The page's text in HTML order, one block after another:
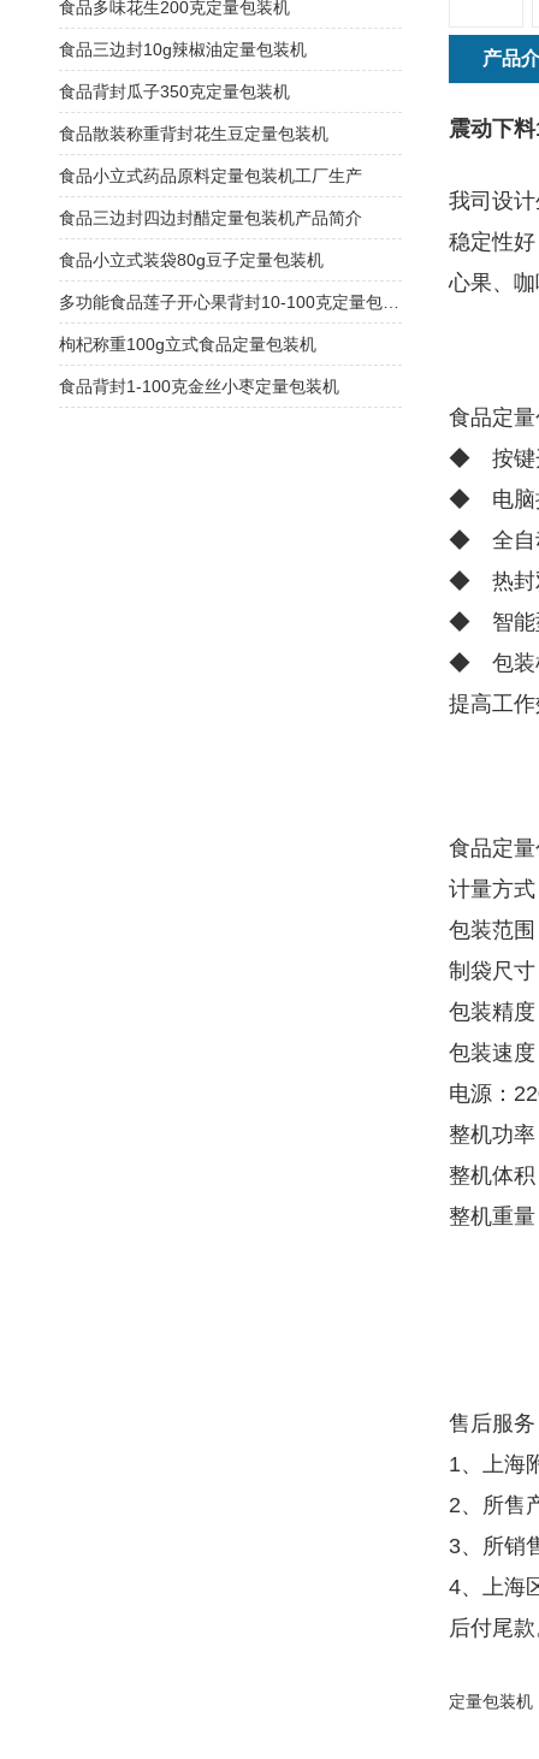
产品
震动下
我司设
稳定性
心果、
食品定
◆ 按键
◆ 电脑
◆ 全自
◆ 热封
◆ 智能
◆ 包装
提高工
食品定
计量方
包装范
制袋尺
包装精
包装速
电源：
整机功
整机体
整机重
售后服
1、上海
2、所售
3、所销
4、上海
后付尾
定量包装机
食品多味花生200克定量包装机
食品三边封10g辣椒油定量包装机
食品背封瓜子350克定量包装机
食品散装称重背封花生豆定量包装机
食品小立式药品原料定量包装机工厂生产
食品三边封四边封醋定量包装机产品简介
食品小立式装袋80g豆子定量包装机
枸杞称重100g立式食品定量包装机
食品背封1-100克金丝小枣定量包装机